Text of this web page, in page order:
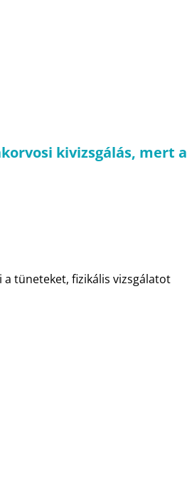
kivizsgálás, mert a
tüneteket, fizikális vizsgálatot